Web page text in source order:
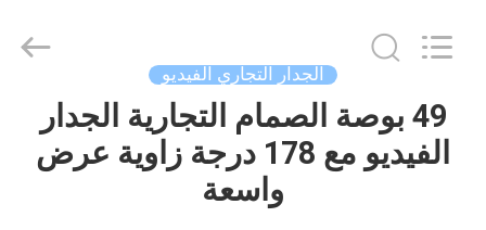
الصفحة
الرئيسية
Technology
Reserved.
Developed
الجدار التجاري الفيديو
49 بوصة الصمام التجارية الجدار
الفيديو مع 178 درجة زاوية عرض
واسعة